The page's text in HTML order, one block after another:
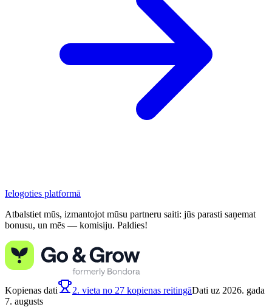
Ielogoties platformā
Atbalstiet mūs, izmantojot mūsu partneru saiti: jūs parasti saņemat
bonusu, un mēs — komisiju. Paldies!
Kopienas dati 2. vieta no 27 kopienas reitingāDati uz 2026. gada
7. augusts